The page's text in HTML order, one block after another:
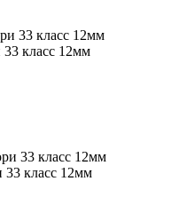
класс 12мм
класс 12мм